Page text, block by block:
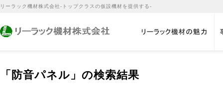
リーラック機材株式会社-トップクラスの仮設機材を提供する-
「防音パネル」の検索結果